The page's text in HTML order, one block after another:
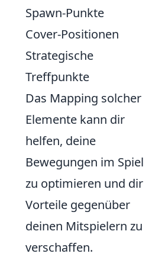
Spawn-Punkte
Cover-Positionen
Strategische
Treffpunkte
Das Mapping solcher
Elemente kann dir
helfen, deine
Bewegungen im Spiel
zu optimieren und dir
Vorteile gegenüber
deinen Mitspielern zu
verschaffen.